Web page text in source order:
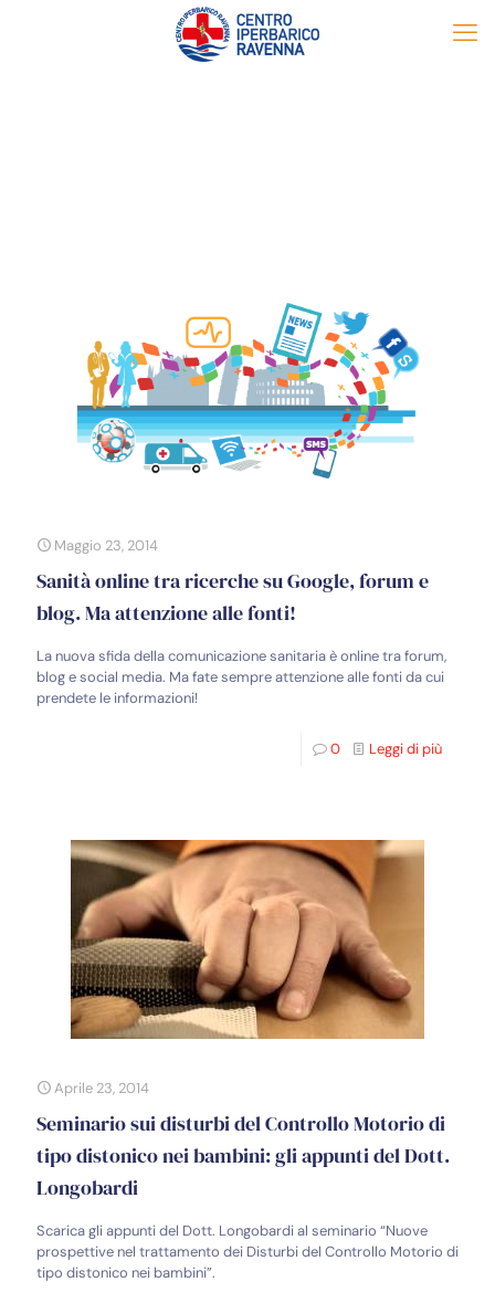
Maggio 23, 2014
Sanità online tra ricerche su Google, forum e
blog. Ma attenzione alle fonti!
La nuova sfida della comunicazione sanitaria è online tra forum,
blog e social media. Ma fate sempre attenzione alle fonti da cui
prendete le informazioni!
0 Leggi di più
Aprile 23, 2014
Seminario sui disturbi del Controllo Motorio di
tipo distonico nei bambini: gli appunti del Dott.
Longobardi
Scarica gli appunti del Dott. Longobardi al seminario “Nuove
prospettive nel trattamento dei Disturbi del Controllo Motorio di
tipo distonico nei bambini”.